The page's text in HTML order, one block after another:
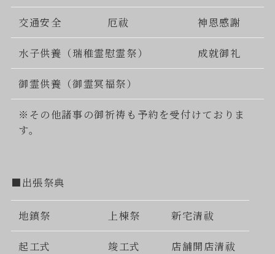
交通安全 厄祓 神恩感謝
水子供養（瑞稚霊慰霊祭） 成就御礼
御霊供養（御霊冥福祭）
※その他諸事の御祈祷も予約を受付けておりま
す。
■出張祭典
地鎮祭 上棟祭 新宅清祓
起工式 竣工式 店舗開店清祓